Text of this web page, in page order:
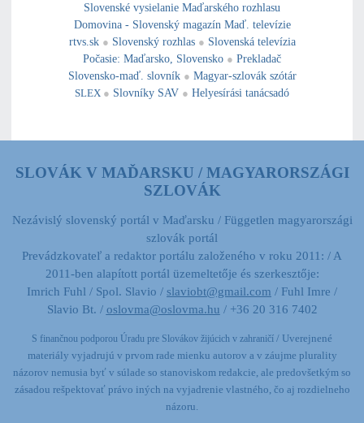
Slovenské vysielanie Maďarského rozhlasu
Domovina - Slovenský magazín Maď. televízie
rtvs.sk ● Slovenský rozhlas ● Slovenská televízia
Počasie: Maďarsko, Slovensko ● Prekladač
Slovensko-maď. slovník ● Magyar-szlovák szótár
SLEX ● Slovníky SAV ● Helyesírási tanácsadó
SLOVÁK V MAĎARSKU / MAGYARORSZÁGI
SZLOVÁK
Nezávislý slovenský portál v Maďarsku / Független magyarországi
szlovák portál
Prevádzkovateľ a redaktor portálu založeného v roku 2011: / A
2011-ben alapított portál üzemeltetője és szerkesztője:
Imrich Fuhl / Spol. Slavio / slaviobt@gmail.com / Fuhl Imre /
Slavio Bt. / oslovma@oslovma.hu / +36 20 316 7402
S finančnou podporou Úradu pre Slovákov žijúcich v zahraničí / Uverejnené
materiály vyjadrujú v prvom rade mienku autorov a v záujme plurality
názorov nemusia byť v súlade so stanoviskom redakcie, ale predovšetkým so
zásadou rešpektovať právo iných na vyjadrenie vlastného, čo aj rozdielneho
názoru.